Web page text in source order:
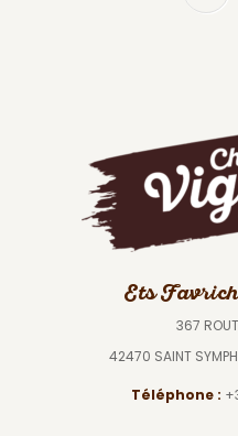
Ets
367
42470 SAINT
Téléphone :